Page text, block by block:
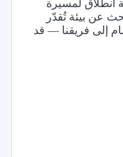
لمسيرة
عن بيئة تُقدّر
إلى فريقنا — قد